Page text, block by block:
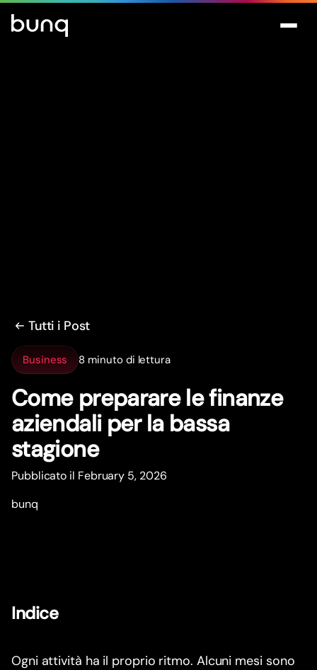
Tutti i Post
Business 8 minuto di lettura
Come preparare le finanze
aziendali per la bassa
stagione
Pubblicato il February 5, 2026
bunq
Indice
Ogni attività ha il proprio ritmo. Alcuni mesi sono